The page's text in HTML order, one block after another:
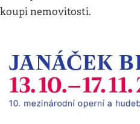
koupi nemovitosti.